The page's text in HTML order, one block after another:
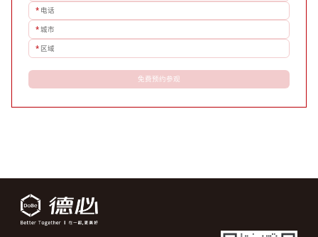
* 电话
*城市
* 区域
免费预约参观